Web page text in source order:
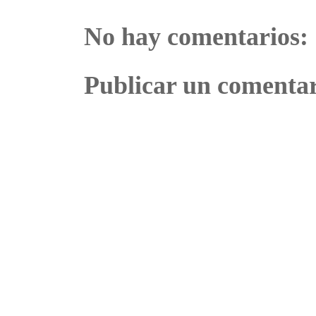
No hay comentarios:
Publicar un